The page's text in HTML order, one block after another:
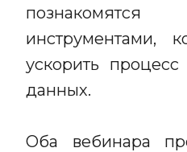
инструментами,
ускорить
данных.
Оба вебинара